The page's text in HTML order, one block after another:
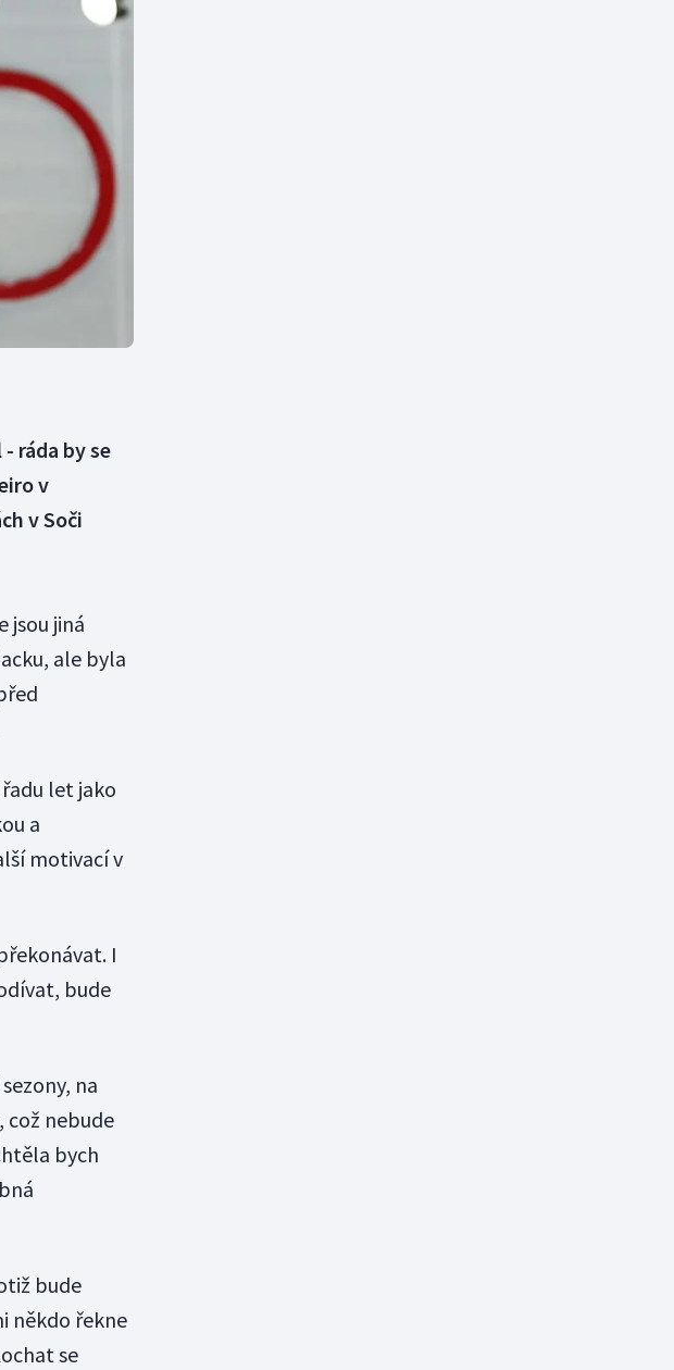
Vodní slalom
ráda by se
v
v Soči
jsou jiná
ale byla
let jako
a
motivací v
I
bude
na
což nebude
bych
bude
někdo řekne
se